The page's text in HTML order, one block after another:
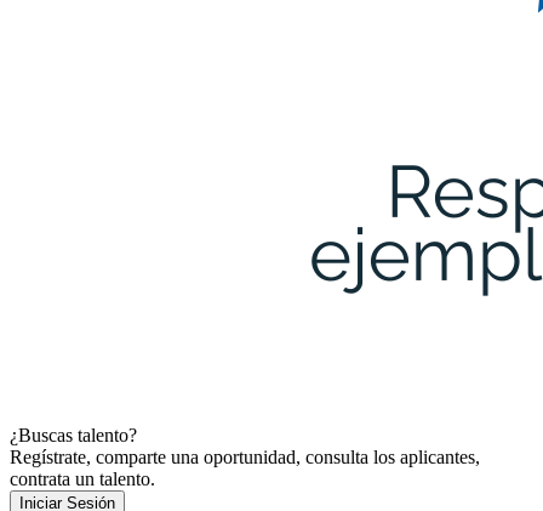
¿Buscas talento?
Regístrate, comparte una oportunidad, consulta los aplicantes,
contrata un talento.